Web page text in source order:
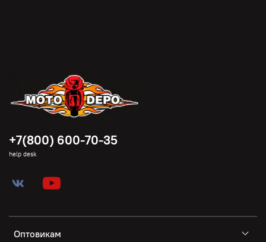
Оптовикам
+7(800) 600-70-35
help desk